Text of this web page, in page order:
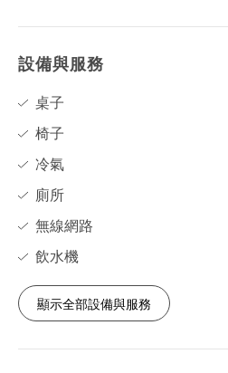
設備與服務
桌子
椅子
冷氣
廁所
無線網路
飲水機
顯示全部設備與服務